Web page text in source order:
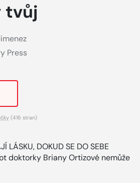
tvůj
Press
(416 stran)
LÁSKU, DOKUD SE DO SEBE
doktorky Briany Ortizové nemůže